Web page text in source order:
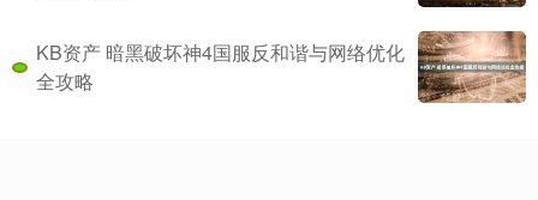
KB资产 暗黑破坏神4国服反和谐与网络优化
全攻略